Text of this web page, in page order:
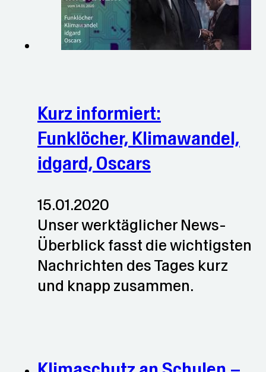
Kurz informiert:
Funklöcher, Klimawandel,
idgard, Oscars
15.01.2020
Unser werktäglicher News-
Überblick fasst die wichtigsten
Nachrichten des Tages kurz
und knapp zusammen.